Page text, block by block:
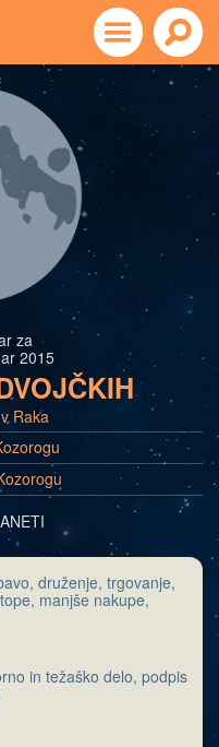
za
2015
Raka
druženje, trgovanje,
manjše nakupe,
in težaško delo, podpis